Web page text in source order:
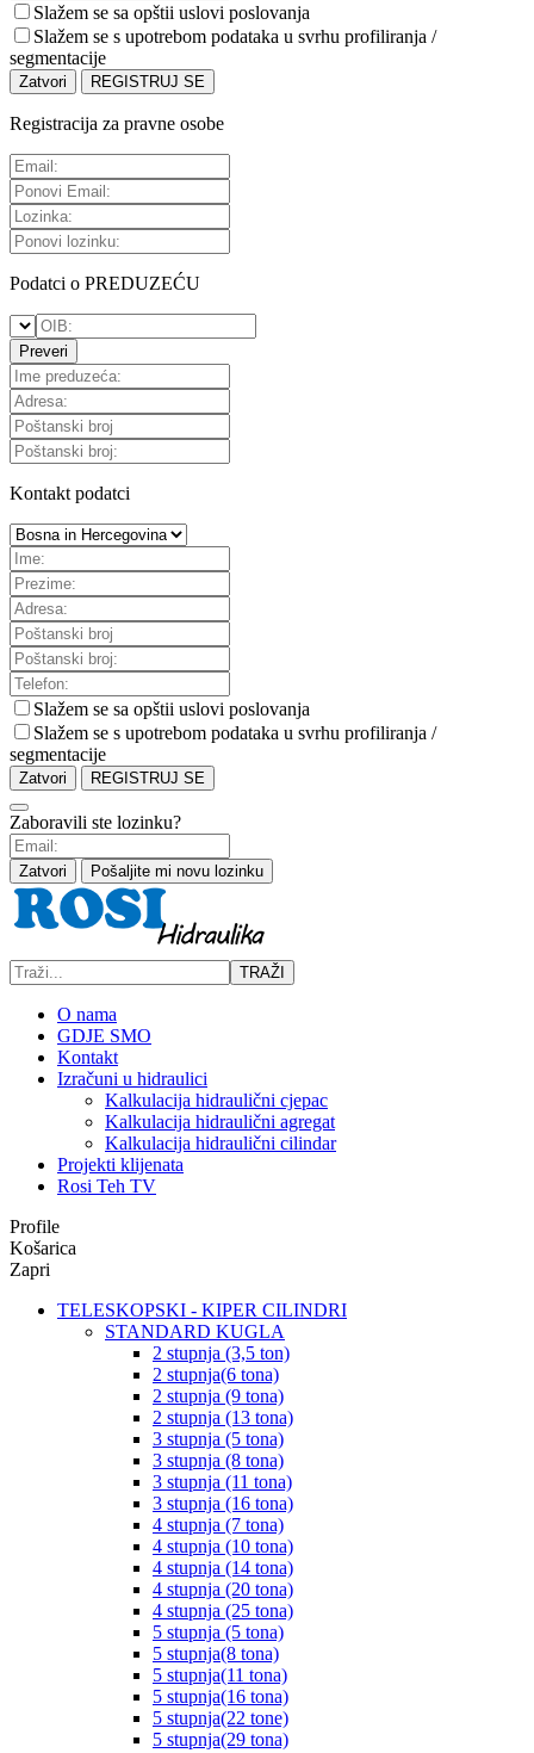
Slažem se sa opštii uslovi poslovanja
Slažem se s upotrebom podataka u svrhu profiliranja /
segmentacije
Zatvori REGISTRUJ SE
Registracija za pravne osobe
Podatci o PREDUZEĆU
Preveri
Kontakt podatci
Slažem se sa opštii uslovi poslovanja
Slažem se s upotrebom podataka u svrhu profiliranja /
segmentacije
Zatvori REGISTRUJ SE
Zaboravili ste lozinku?
Zatvori Pošaljite mi novu lozinku
TRAŽI
O nama
GDJE SMO
Kontakt
Izračuni u hidraulici
Kalkulacija hidraulični cjepac
Kalkulacija hidraulični agregat
Kalkulacija hidraulični cilindar
Projekti klijenata
Rosi Teh TV
Profile
Košarica
Zapri
TELESKOPSKI - KIPER CILINDRI
STANDARD KUGLA
2 stupnja (3,5 ton)
2 stupnja(6 tona)
2 stupnja (9 tona)
2 stupnja (13 tona)
3 stupnja (5 tona)
3 stupnja (8 tona)
3 stupnja (11 tona)
3 stupnja (16 tona)
4 stupnja (7 tona)
4 stupnja (10 tona)
4 stupnja (14 tona)
4 stupnja (20 tona)
4 stupnja (25 tona)
5 stupnja (5 tona)
5 stupnja(8 tona)
5 stupnja(11 tona)
5 stupnja(16 tona)
5 stupnja(22 tone)
5 stupnja(29 tona)